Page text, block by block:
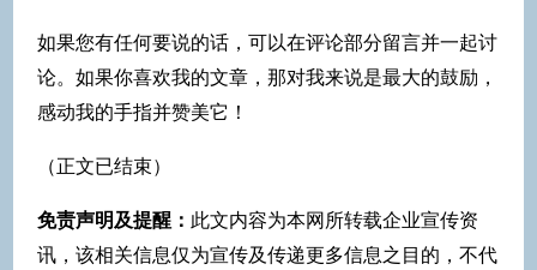
如果您有任何要说的话，可以在评论部分留言并一起讨
论。如果你喜欢我的文章，那对我来说是最大的鼓励，
感动我的手指并赞美它！
（正文已结束）
免责声明及提醒： 此文内容为本网所转载企业宣传资
讯，该相关信息仅为宣传及传递更多信息之目的，不代